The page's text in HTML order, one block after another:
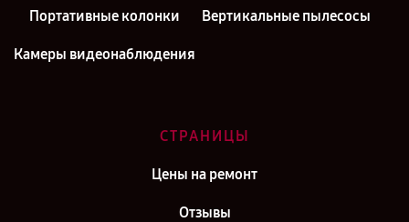
Портативные колонки Вертикальные пылесосы
Камеры видеонаблюдения
СТРАНИЦЫ
Цены на ремонт
Отзывы